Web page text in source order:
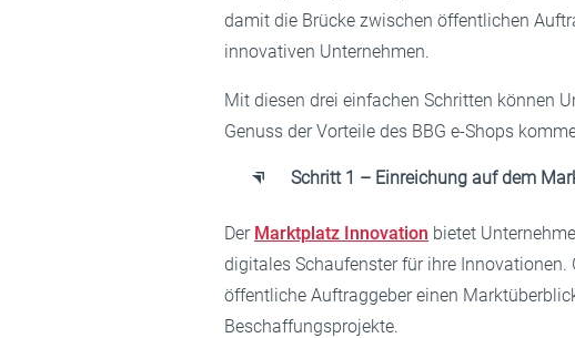
damit die Brücke zwischen öffentlichen
innovativen Unternehmen.
Mit diesen drei einfachen Schritten können
Genuss der Vorteile des BBG e-Shops
Schritt 1 – Einreichung auf dem
Der Marktplatz Innovation bietet
digitales Schaufenster für ihre Innovationen.
öffentliche Auftraggeber einen
Beschaffungsprojekte.